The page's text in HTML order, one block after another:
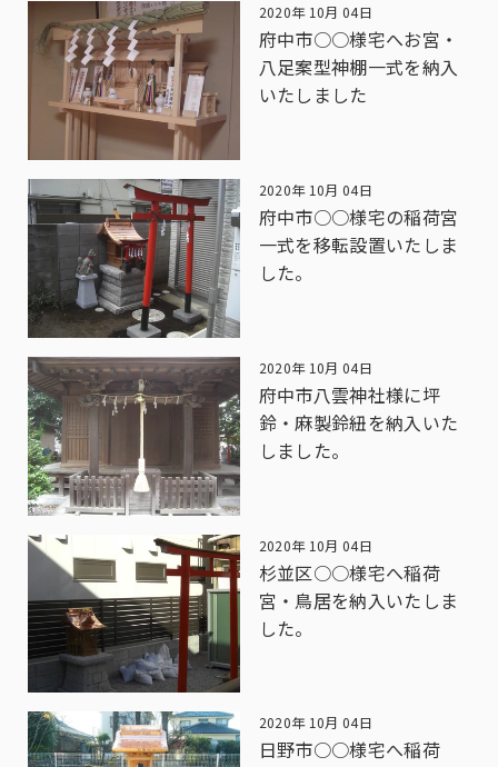
2020年 10月 04日
府中市○○様宅へお宮・
八足案型神棚一式を納入
いたしました
2020年 10月 04日
府中市○○様宅の稲荷宮
一式を移転設置いたしま
した。
2020年 10月 04日
府中市八雲神社様に坪
鈴・麻製鈴紐を納入いた
しました。
2020年 10月 04日
杉並区○○様宅へ稲荷
宮・鳥居を納入いたしま
した。
2020年 10月 04日
日野市○○様宅へ稲荷